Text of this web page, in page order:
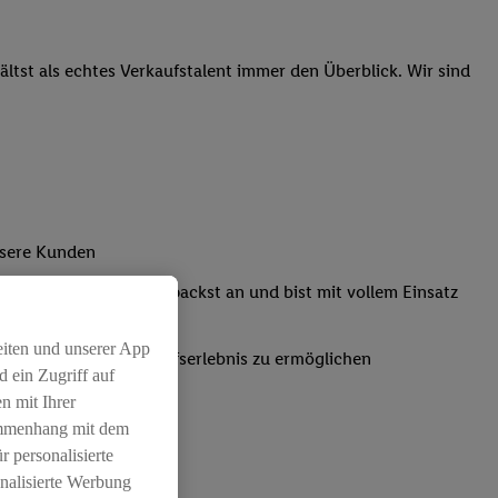
als echtes Verkaufstalent immer den Überblick. Wir sind
Kunden
Du packst an und bist mit vollem Einsatz
ein positives Einkaufserlebnis zu ermöglichen
und unserer App
ein Zugriff auf
mit Ihrer
mit dem
personalisierte
Werbung